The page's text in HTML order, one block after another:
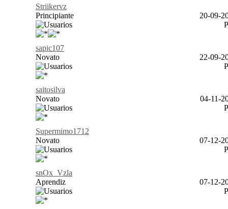
Striikervz
Principiante
20-09-
sapic107
Novato
22-09-
saitosilva
Novato
04-11-
Supermimo1712
Novato
07-12-
snOx_Vzla
Aprendiz
07-12-